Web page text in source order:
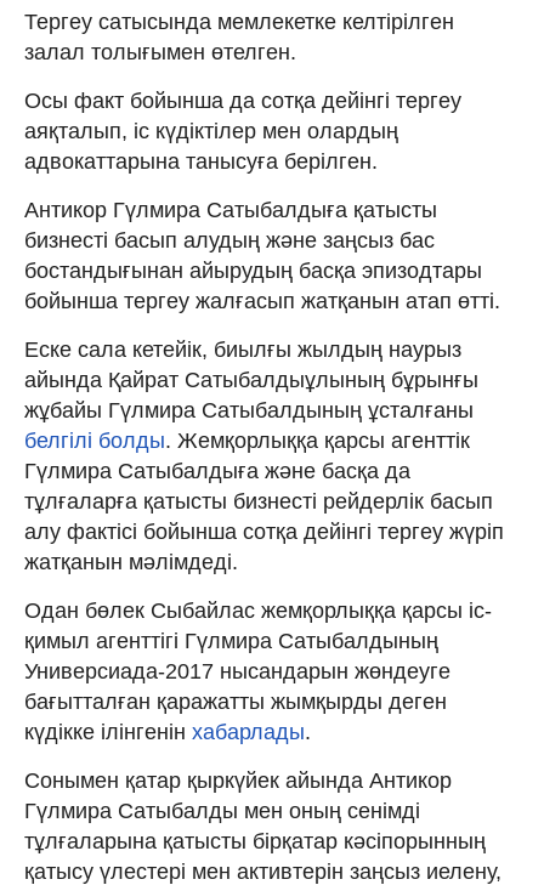
Тергеу сатысында мемлекетке келтірілген
залал толығымен өтелген.
Осы факт бойынша да сотқа дейінгі тергеу
аяқталып, іс күдіктілер мен олардың
адвокаттарына танысуға берілген.
Антикор Гүлмира Сатыбалдыға қатысты
бизнесті басып алудың және заңсыз бас
бостандығынан айырудың басқа эпизодтары
бойынша тергеу жалғасып жатқанын атап өтті.
Еске сала кетейік, биылғы жылдың наурыз
айында Қайрат Сатыбалдыұлының бұрынғы
жұбайы Гүлмира Сатыбалдының ұсталғаны
белгілі болды. Жемқорлыққа қарсы агенттік
Гүлмира Сатыбалдыға және басқа да
тұлғаларға қатысты бизнесті рейдерлік басып
алу фактісі бойынша сотқа дейінгі тергеу жүріп
жатқанын мәлімдеді.
Одан бөлек Сыбайлас жемқорлыққа қарсы іс-
қимыл агенттігі Гүлмира Сатыбалдының
Универсиада-2017 нысандарын жөндеуге
бағытталған қаражатты жымқырды деген
күдікке ілінгенін хабарлады.
Сонымен қатар қыркүйек айында Антикор
Гүлмира Сатыбалды мен оның сенімді
тұлғаларына қатысты бірқатар кәсіпорынның
қатысу үлестері мен активтерін заңсыз иелену,